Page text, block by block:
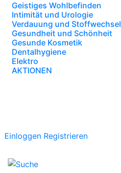
Geistiges Wohlbefinden
Intimität und Urologie
Verdauung und Stoffwechsel
Gesundheit und Schönheit
Gesunde Kosmetik
Dentalhygiene
Elektro
AKTIONEN
Einloggen Registrieren